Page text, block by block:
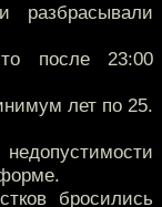
после 23:00
лет по 25.
бросились